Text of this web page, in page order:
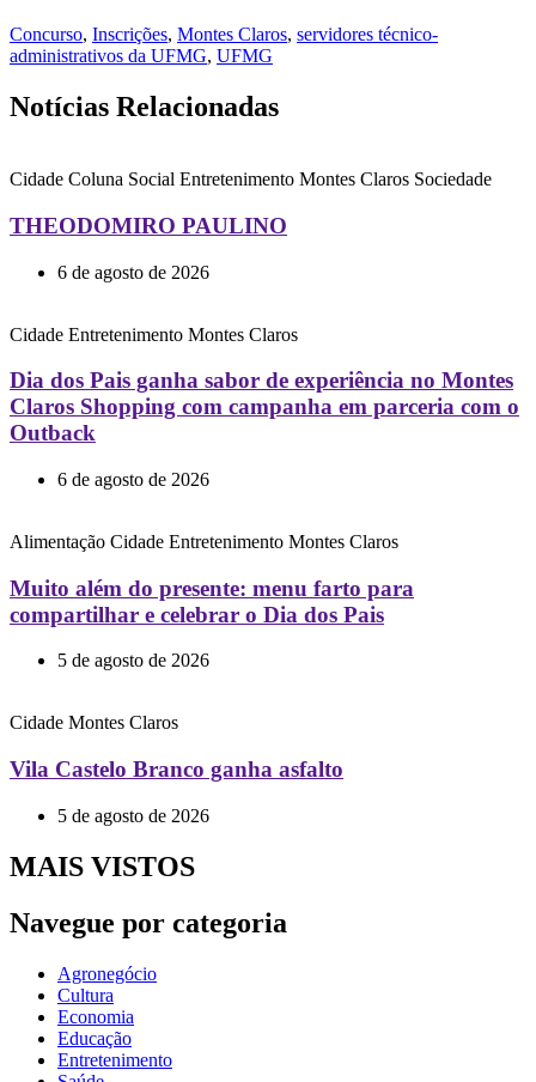
Concurso, Inscrições, Montes Claros, servidores técnico-
administrativos da UFMG, UFMG
Notícias Relacionadas
Cidade Coluna Social Entretenimento Montes Claros Sociedade
THEODOMIRO PAULINO
6 de agosto de 2026
Cidade Entretenimento Montes Claros
Dia dos Pais ganha sabor de experiência no Montes
Claros Shopping com campanha em parceria com o
Outback
6 de agosto de 2026
Alimentação Cidade Entretenimento Montes Claros
Muito além do presente: menu farto para
compartilhar e celebrar o Dia dos Pais
5 de agosto de 2026
Cidade Montes Claros
Vila Castelo Branco ganha asfalto
5 de agosto de 2026
MAIS VISTOS
Navegue por categoria
Agronegócio
Cultura
Economia
Educação
Entretenimento